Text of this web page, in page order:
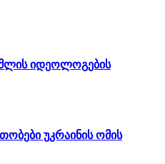
იდეოლოგების
უკრაინის ომის